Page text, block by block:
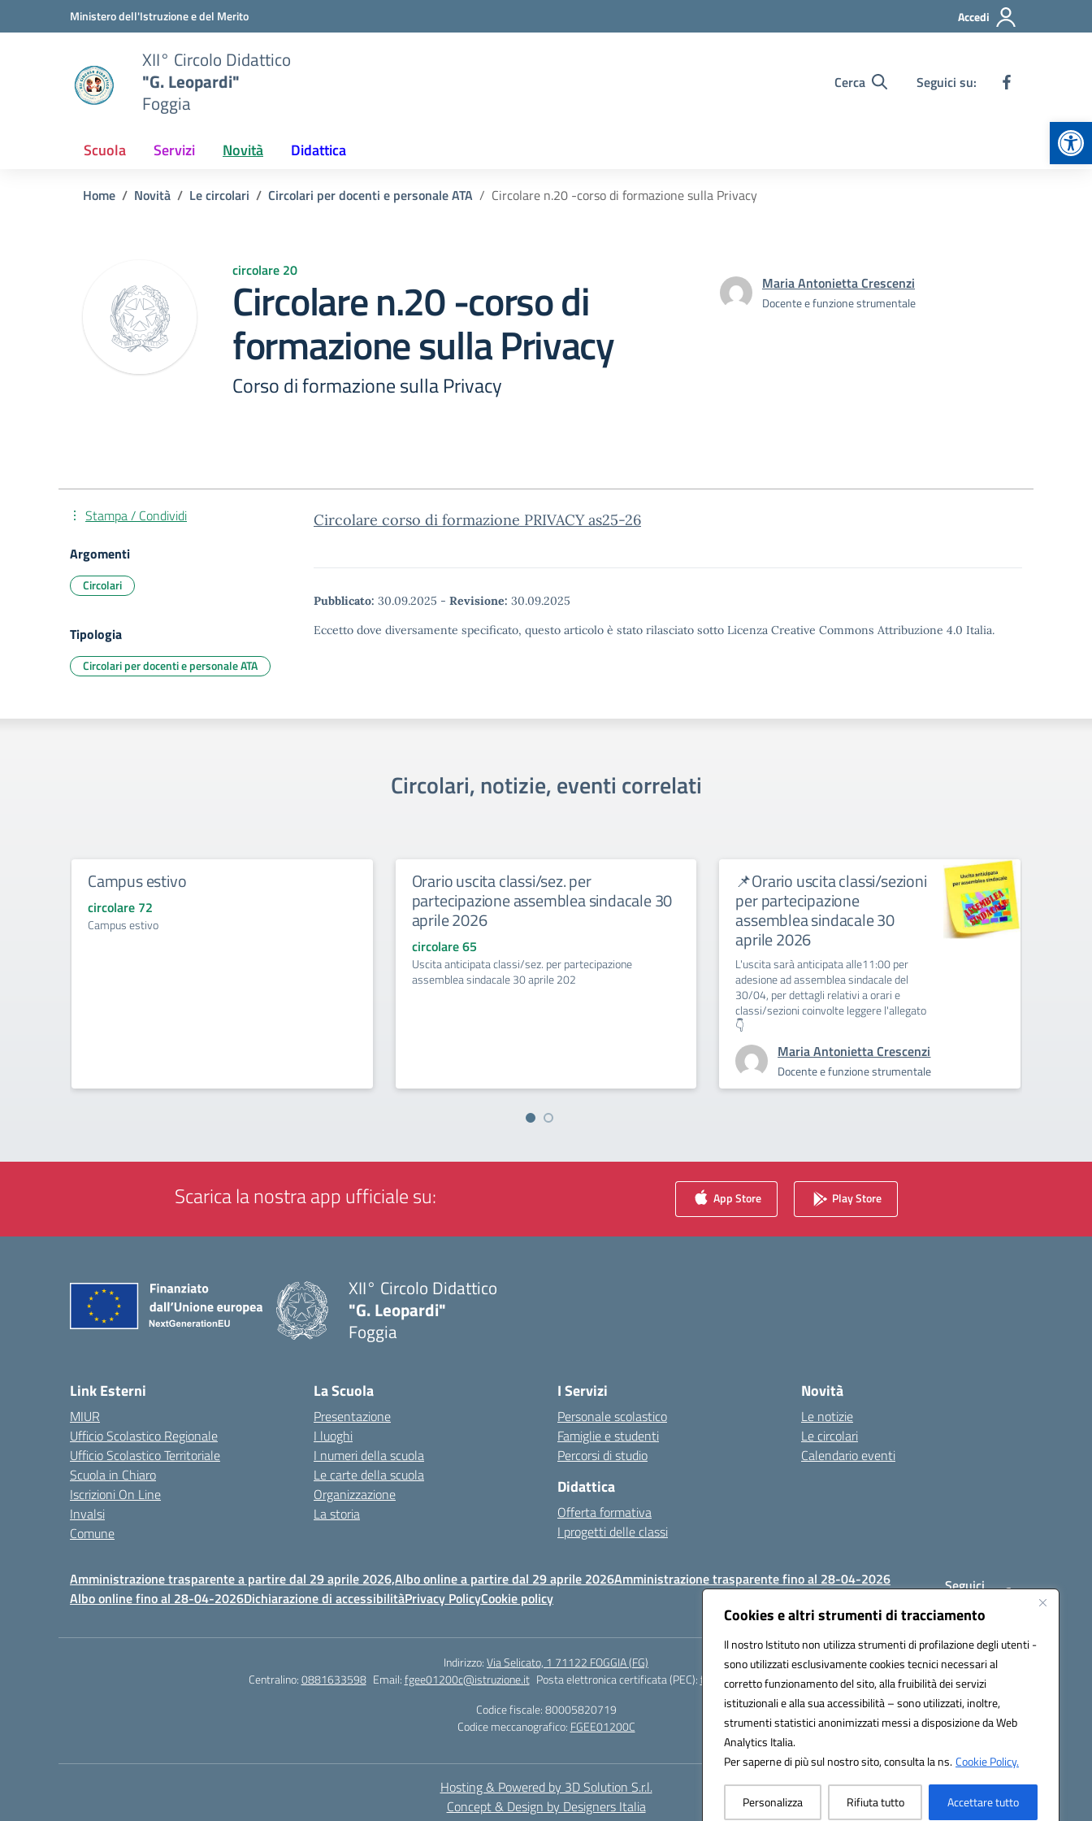
Cookies e altri strumenti di tracciamento
Il nostro Istituto non utilizza strumenti di profilazione degli utenti -
sono utilizzati esclusivamente cookies tecnici necessari al
corretto funzionamento del sito, alla fruibilità dei servizi
istituzionali e alla sua accessibilità – sono utilizzati, inoltre,
strumenti statistici anonimizzati messi a disposizione da Web
Analytics Italia.
Per saperne di più sul nostro sito, consulta la ns.Cookie Policy.
Personalizza Rifiuta tutto Accettare tutto
Vai ai contenuti
Vai al menu di navigazioneMinistero dell'Istruzione e del Merito Accedi
XII° Circolo Didattico
"G. Leopardi"
Foggia
Cerca Seguici su:
Scuola Servizi Novità Didattica
Home Novità Le circolari Circolari per docenti e personale ATA Circolare n.20 -corso di formazione sulla Privacy
circolare 20
Circolare n.20 -corso di
formazione sulla Privacy
Corso di formazione sulla Privacy
Maria Antonietta Crescenzi
Docente e funzione strumentale
Circolare corso di formazione PRIVACY as25-26
Pubblicato: 30.09.2025 - Revisione: 30.09.2025
Eccetto dove diversamente specificato, questo articolo è stato rilasciato sotto Licenza Creative Commons Attribuzione 4.0 Italia.
Stampa / Condividi
Argomenti
Circolari
Tipologia
Circolari per docenti e personale ATA
Circolari, notizie, eventi correlati
Campus estivo
circolare 72
Campus estivo
Orario uscita classi/sez. per
partecipazione assemblea sindacale 30
aprile 2026
circolare 65
Uscita anticipata classi/sez. per partecipazione
assemblea sindacale 30 aprile 202
📌Orario uscita classi/sezioni
per partecipazione
assemblea sindacale 30
aprile 2026
L'uscita sarà anticipata alle11:00 per
adesione ad assemblea sindacale del
30/04, per dettagli relativi a orari e
classi/sezioni coinvolte leggere l'allegato
👇
Maria Antonietta Crescenzi
Docente e funzione strumentale
Scarica la nostra app ufficiale su: App Store Play Store
XII° Circolo Didattico
"G. Leopardi"
Foggia
Link Esterni
MIUR
Ufficio Scolastico Regionale
Ufficio Scolastico Territoriale
Scuola in Chiaro
Iscrizioni On Line
Invalsi
Comune
La Scuola
Presentazione
I luoghi
I numeri della scuola
Le carte della scuola
Organizzazione
La storia
I Servizi
Personale scolastico
Famiglie e studenti
Percorsi di studio
Didattica
Offerta formativa
I progetti delle classi
Novità
Le notizie
Le circolari
Calendario eventi
Amministrazione trasparente a partire dal 29 aprile 2026,Albo online a partire dal 29 aprile 2026Amministrazione trasparente fino al 28-04-2026
Albo online fino al 28-04-2026Dichiarazione di accessibilitàPrivacy PolicyCookie policy
Seguici
Indirizzo:Via Selicato, 1 71122 FOGGIA (FG)
Centralino:0881633598 Email:fgee01200c@istruzione.it Posta elettronica certificata (PEC):fgee01200c@pec.istruzione.it
Codice fiscale: 80005820719
Codice meccanografico: FGEE01200C
Hosting & Powered by 3D Solution S.r.l.
Concept & Design by Designers Italia